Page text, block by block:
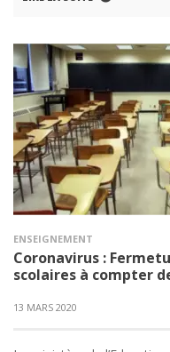
ENSEIGNEMENT
Coronavirus :
scolaires à compter
13 MARS 2020